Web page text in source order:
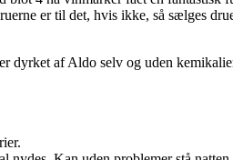
er til det, hvis ikke, så sælges
af Aldo selv og uden